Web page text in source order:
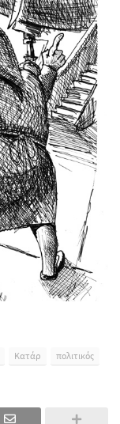
Κατάρ
πολιτικός